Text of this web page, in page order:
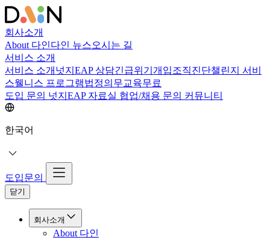
회사소개
About 다인다인 뉴스오시는 길
서비스 소개
서비스 소개 넛지EAP 상담긴급위기개입조직진단챌린지 서비
스웰니스 프로그램법정의무교육무료
도입 문의 넛지EAP 자료실 협업/채용 문의 커뮤니티
한국어
도입문의
닫기
회사소개
About 다인